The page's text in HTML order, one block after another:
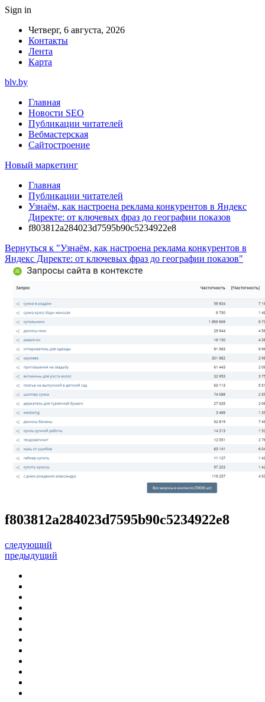
Sign in
Четверг, 6 августа, 2026
Контакты
Лента
Карта
blv.by
Главная
Новости SEO
Публикации читателей
Вебмастерская
Сайтостроение
Новый маркетинг
Главная
Публикации читателей
Узнаём, как настроена реклама конкурентов в Яндекс
Директе: от ключевых фраз до географии показов
f803812a284023d7595b90c5234922e8
Вернуться к "Узнаём, как настроена реклама конкурентов в
Яндекс Директе: от ключевых фраз до географии показов"
f803812a284023d7595b90c5234922e8
следующий
предыдущий